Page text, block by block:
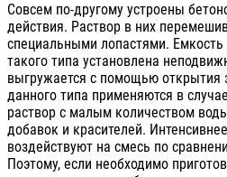
Совсем по-другому устроены
действия. Раствор в них
специальными лопастями.
такого типа установлена
выгружается с помощью открытия
данного типа применяются в
раствор с малым количеством
добавок и красителей.
воздействуют на смесь по
Поэтому, если необходимо